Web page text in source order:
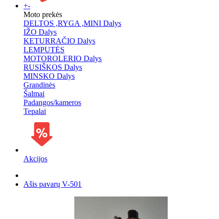
+-
Moto prekės
DELTOS ,RYGA ,MINI Dalys
IŽO Dalys
KETURRAČIO Dalys
LEMPUTĖS
MOTOROLERIO Dalys
RUSIŠKOS Dalys
MINSKO Dalys
Grandinės
Šalmai
Padangos/kameros
Tepalai
Akcijos
Ašis pavarų V-501